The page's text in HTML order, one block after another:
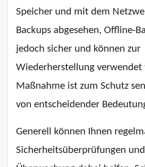
Speicher und mit dem
Backups abgesehen, Offline-
jedoch sicher und können zur
Wiederherstellung verwendet
Maßnahme ist zum Schutz
von entscheidender
Generell können Ihnen
Sicherheitsüberprüfungen